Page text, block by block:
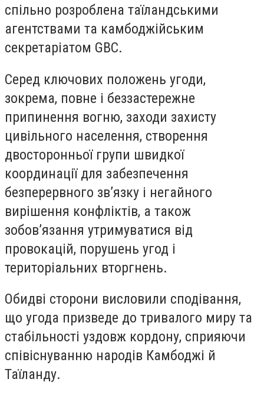
спільно розроблена таїландськими
агентствами та камбоджійським
секретаріатом GBC.
Серед ключових положень угоди,
зокрема, повне і беззастережне
припинення вогню, заходи захисту
цивільного населення, створення
двосторонньої групи швидкої
координації для забезпечення
безперервного зв’язку і негайного
вирішення конфліктів, а також
зобов’язання утримуватися від
провокацій, порушень угод і
територіальних вторгнень.
Обидві сторони висловили сподівання,
що угода призведе до тривалого миру та
стабільності уздовж кордону, сприяючи
співіснуванню народів Камбоджі й
Таїланду.